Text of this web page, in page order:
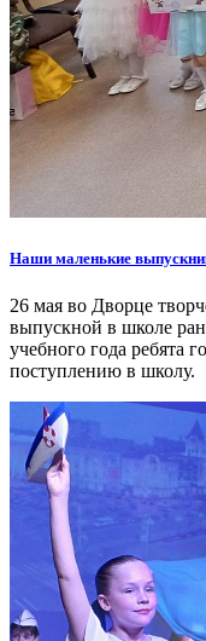
Наши маленькие
26 мая во Дворце
выпускной в школе
учебного года ребята
поступлению в школу.